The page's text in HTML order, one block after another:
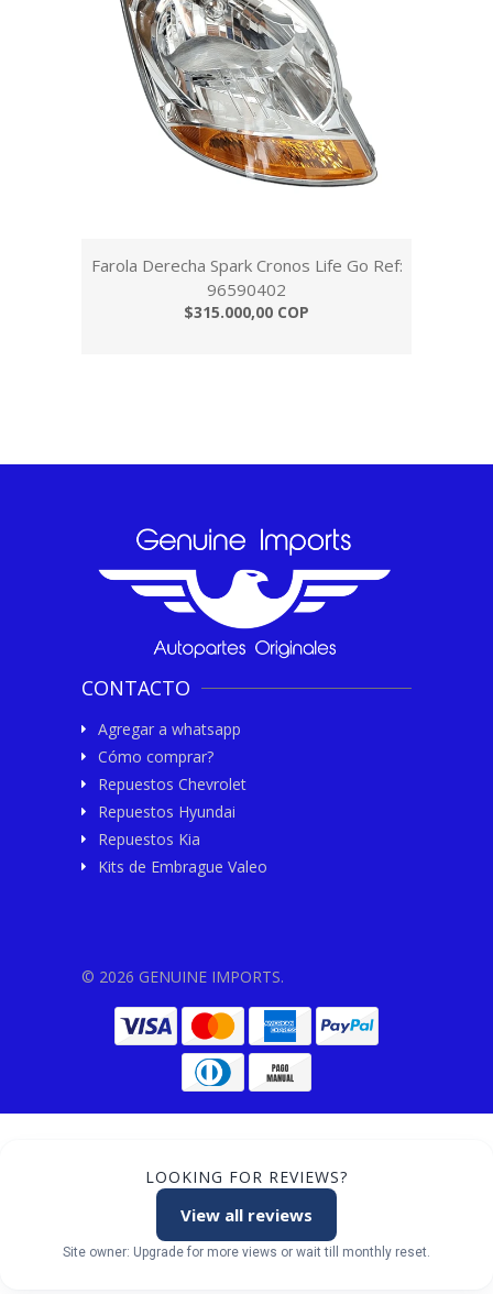
Farola Derecha Spark Cronos Life Go Ref:
96590402
$315.000,00 COP
CONTACTO
Agregar a whatsapp
Cómo comprar?
Repuestos Chevrolet
Repuestos Hyundai
Repuestos Kia
Kits de Embrague Valeo
© 2026 GENUINE IMPORTS.
LOOKING FOR REVIEWS?
View all reviews
Site owner: Upgrade for more views or wait till monthly reset.